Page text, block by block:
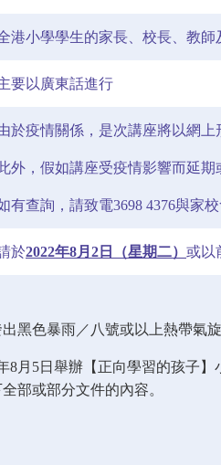
港小學學生的家長、校長、教師
要以廣東話進行
於疫情關係，是次講座將以網
外，假如講座受疫情影響而延期
有查詢，請致電3698 4376與家校
於2022年8月2日（星期二） 或以
黑色暴雨／八號或以上熱帶氣
8月5日舉辦【正向學習的孩子
部或部分文件的內容。